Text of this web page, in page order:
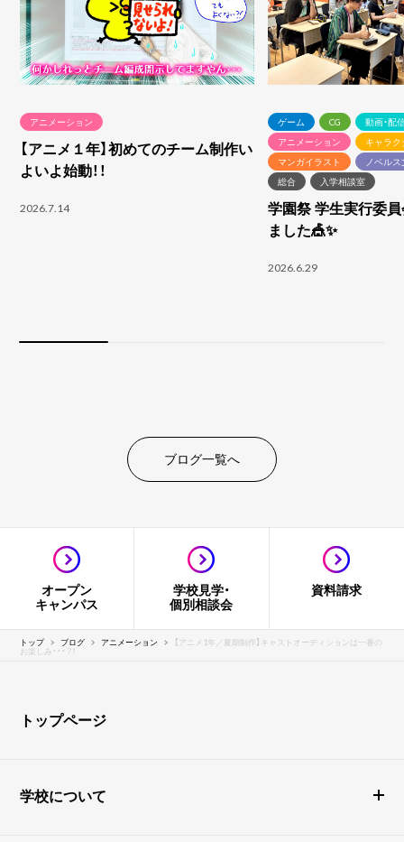
アニメーション
【アニメ１年】初めてのチーム制作い
よいよ始動！！
2026.7.14
ゲーム CG
動画・配
アニメーション
キャラ
マンガイラスト
ノベル
総合
入学相談室
学園祭 学生実行委
ました🎪✨
2026.6.29
ブログ一覧へ
オープン
キャンパス
学校見学・
個別相談会
資料請求
トップ ブログ アニメーション 【アニメ1年／夏期制作】キャストオーディションは一番の
お楽しみ・・・？！
トップページ
学校について